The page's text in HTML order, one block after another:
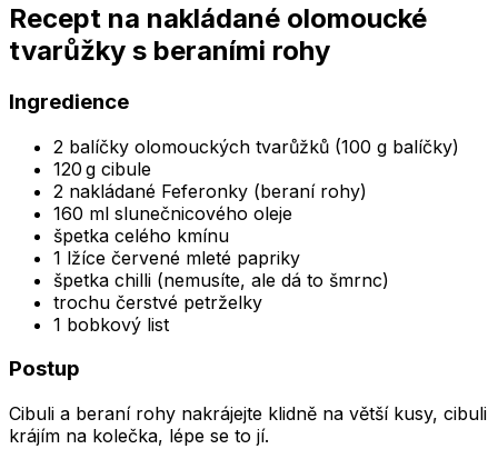
Recept na nakládané olomoucké
tvarůžky s beraními rohy
Ingredience
2 balíčky olomouckých tvarůžků (100 g balíčky)
120 g cibule
2 nakládané Feferonky (beraní rohy)
160 ml slunečnicového oleje
špetka celého kmínu
1 lžíce červené mleté papriky
špetka chilli (nemusíte, ale dá to šmrnc)
trochu čerstvé petrželky
1 bobkový list
Postup
Cibuli a beraní rohy nakrájejte klidně na větší kusy, cibuli
krájím na kolečka, lépe se to jí.